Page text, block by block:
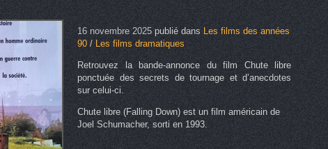
16 novembre 2025 publié dansLes films des années
90/ Les films dramatiques
Retrouvez la bande-annonce du film Chute libre
ponctuée des secrets de tournage et d’anecdotes
sur celui-ci.
Chute libre (Falling Down) est un film américain de
Joel Schumacher, sorti en 1993.